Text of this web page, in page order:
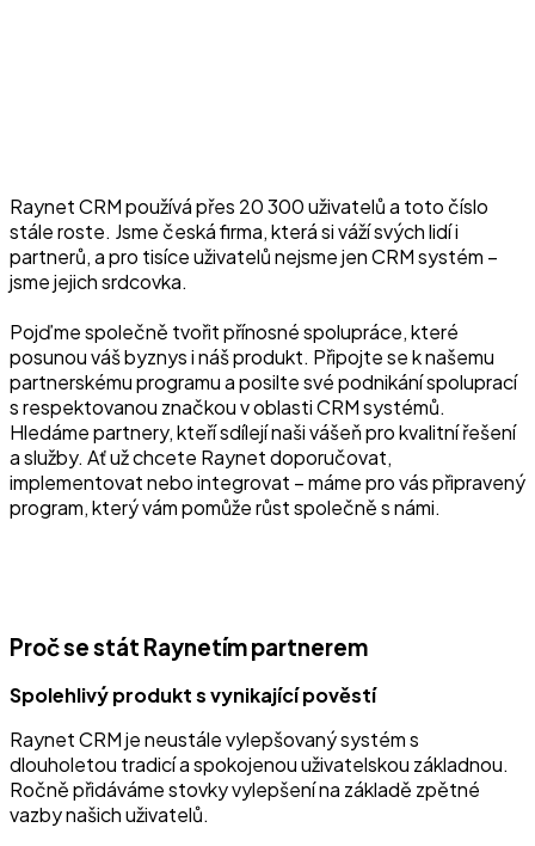
Raynet CRM používá přes 20 300 uživatelů a toto číslo
stále roste. Jsme česká firma, která si váží svých lidí i
partnerů, a pro tisíce uživatelů nejsme jen CRM systém –
jsme jejich srdcovka.
Pojďme společně tvořit přínosné spolupráce, které
posunou váš byznys i náš produkt. Připojte se k našemu
partnerskému programu a posilte své podnikání spoluprací
s respektovanou značkou v oblasti CRM systémů.
Hledáme partnery, kteří sdílejí naši vášeň pro kvalitní řešení
a služby. Ať už chcete Raynet doporučovat,
implementovat nebo integrovat – máme pro vás připravený
program, který vám pomůže růst společně s námi.
Proč se stát Raynetím partnerem
Spolehlivý produkt s vynikající pověstí
Raynet CRM je neustále vylepšovaný systém s
dlouholetou tradicí a spokojenou uživatelskou základnou.
Ročně přidáváme stovky vylepšení na základě zpětné
vazby našich uživatelů.